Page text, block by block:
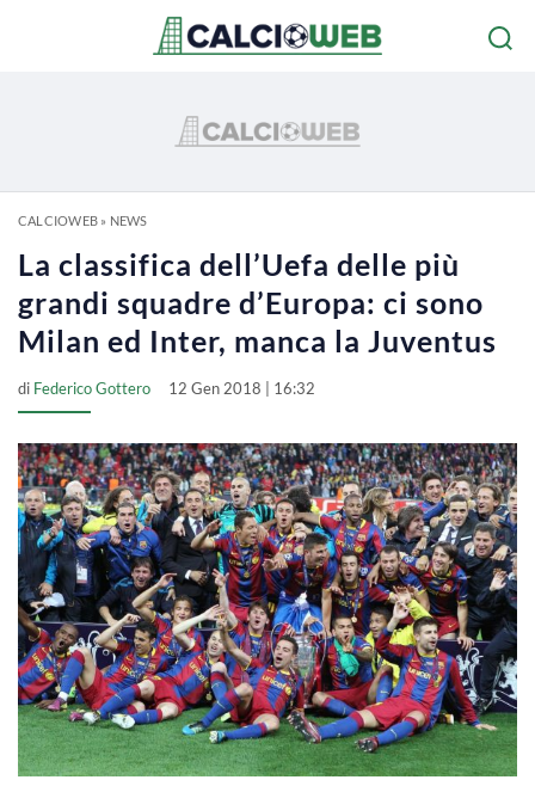
CALCIOWEB» NEWS
La classifica dell’Uefa delle più
grandi squadre d’Europa: ci sono
Milan ed Inter, manca la Juventus
di Federico Gottero 12 Gen 2018 | 16:32